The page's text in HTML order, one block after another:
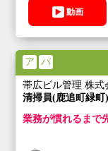
動画
ア パ
帯広ビル管理 株式
清掃員(鹿追町緑町)
業務が慣れるまで